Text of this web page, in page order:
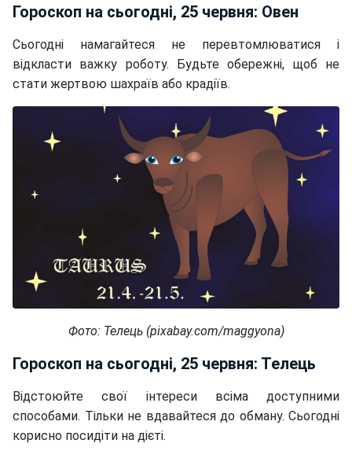
Гороскоп на сьогодні, 25 червня: Овен
Сьогодні намагайтеся не перевтомлюватися і
відкласти важку роботу. Будьте обережні, щоб не
стати жертвою шахраїв або крадіїв.
Фото: Телець (pixabay.com/maggyona)
Гороскоп на сьогодні, 25 червня: Телець
Відстоюйте свої інтереси всіма доступними
способами. Тільки не вдавайтеся до обману. Сьогодні
корисно посидіти на дієті.